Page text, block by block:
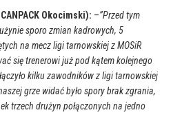
Okocimski): –”Przed tym
sporo zmian kadrowych, 5
na mecz ligi tarnowskiej z MOSiR
się trenerowi już pod kątem kolejnego
kilku zawodników z ligi tarnowskiej
grze widać było spory brak zgrania,
trzech drużyn połączonych na jedno